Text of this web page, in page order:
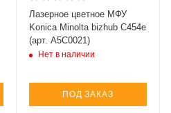
Лазерное цветное МФУ
Konica Minolta bizhub C454e
(арт. A5C0021)
Нет в наличии
ПОД ЗАКАЗ